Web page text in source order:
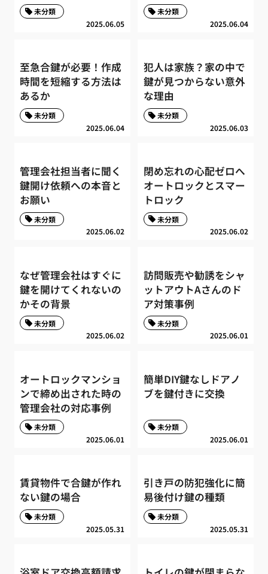
2025.06.05
未分類
2025.06.04
未分類
至急合鍵が必要！作成
時間を短縮する方法は
あるか
2025.06.04
未分類
犯人は家族？家の中で
鍵が見つからない意外
な理由
2025.06.03
未分類
管理会社担当者に聞く
鍵開け依頼への本音と
お願い
2025.06.02
未分類
閉め忘れの心配ゼロへ
オートロックとスマー
トロック
2025.06.02
未分類
なぜ管理会社はすぐに
鍵を開けてくれないの
かその背景
2025.06.02
未分類
訪問販売や勧誘をシャ
ットアウトAさんのド
ア対策事例
2025.06.01
未分類
オートロックマンショ
ンで締め出された時の
管理会社の対応事例
2025.06.01
未分類
簡単DIY鍵なしドアノ
ブを鍵付きに交換
2025.06.01
未分類
賃貸物件で合鍵が作れ
ない鍵の場合
2025.05.31
未分類
引き戸の防犯強化に簡
易後付け鍵の種類
2025.05.31
未分類